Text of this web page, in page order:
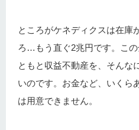
ところがケネディクスは在庫
ろ…もう直ぐ2兆円です。こ
ともと収益不動産を、そんな
いのです。お金など、いくら
は用意できません。